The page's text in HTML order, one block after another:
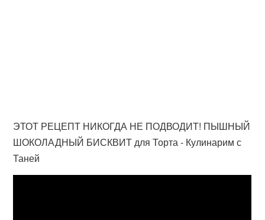
ЭТОТ РЕЦЕПТ НИКОГДА НЕ ПОДВОДИТ! ПЫШНЫЙ
ШОКОЛАДНЫЙ БИСКВИТ для Торта - Кулинарим с
Таней